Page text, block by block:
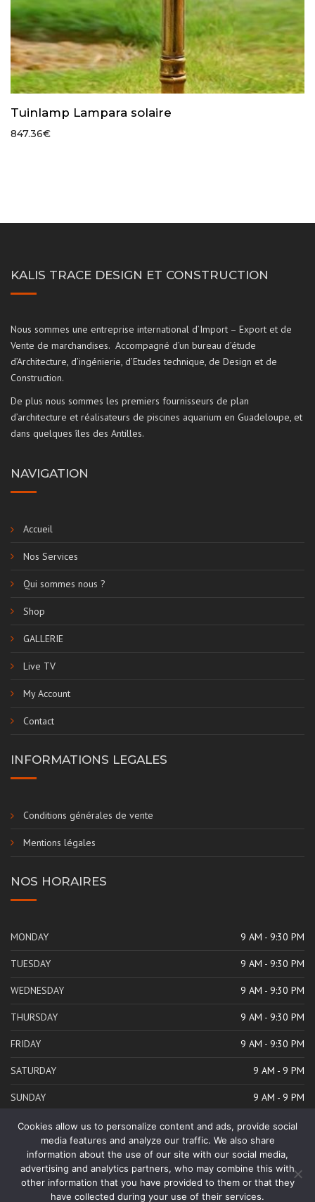
Tuinlamp Lampara solaire
847.36€
KALIS TRACE DESIGN ET CONSTRUCTION
Nous sommes une entreprise international d’Import – Export et de
Vente de marchandises. Accompagné d’un bureau d’étude
d’Architecture, d’ingénierie, d’Etudes technique, de Design et de
Construction.
De plus nous sommes les premiers fournisseurs de plan
d’architecture et réalisateurs de piscines aquarium en Guadeloupe, et
dans quelques îles des Antilles.
NAVIGATION
Accueil
Nos Services
Qui sommes nous ?
Shop
GALLERIE
Live TV
My Account
Contact
INFORMATIONS LEGALES
Conditions générales de vente
Mentions légales
NOS HORAIRES
MONDAY 9 AM - 9:30 PM
TUESDAY 9 AM - 9:30 PM
WEDNESDAY 9 AM - 9:30 PM
THURSDAY 9 AM - 9:30 PM
FRIDAY 9 AM - 9:30 PM
SATURDAY 9 AM - 9 PM
SUNDAY 9 AM - 9 PM
© Copyright 2024 KALIS TRACE DESIGN et CONSTRUCTION Tous
Cookies allow us to personalize content and ads, provide social
media features and analyze our traffic. We also share
information about the use of our site with our social media,
advertising and analytics partners, who may combine this with
other information that you have provided to them or that they
have collected during your use of their services.